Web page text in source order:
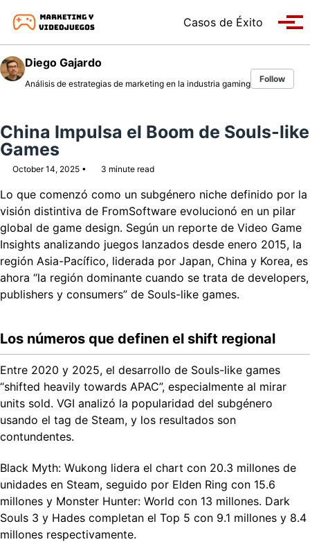
Casos de Éxito
Diego Gajardo
Análisis de estrategias de marketing en la industria gaming Follow
China Impulsa el Boom de Souls-like
Games
October 14, 2025 3 minute read
Lo que comenzó como un subgénero niche definido por la
visión distintiva de FromSoftware evolucionó en un pilar
global de game design. Según un reporte de Video Game
Insights analizando juegos lanzados desde enero 2015, la
región Asia-Pacífico, liderada por Japan, China y Korea, es
ahora “la región dominante cuando se trata de developers,
publishers y consumers” de Souls-like games.
Los números que definen el shift regional
Entre 2020 y 2025, el desarrollo de Souls-like games
“shifted heavily towards APAC”, especialmente al mirar
units sold. VGI analizó la popularidad del subgénero
usando el tag de Steam, y los resultados son
contundentes.
Black Myth: Wukong lidera el chart con 20.3 millones de
unidades en Steam, seguido por Elden Ring con 15.6
millones y Monster Hunter: World con 13 millones. Dark
Souls 3 y Hades completan el Top 5 con 9.1 millones y 8.4
millones respectivamente.